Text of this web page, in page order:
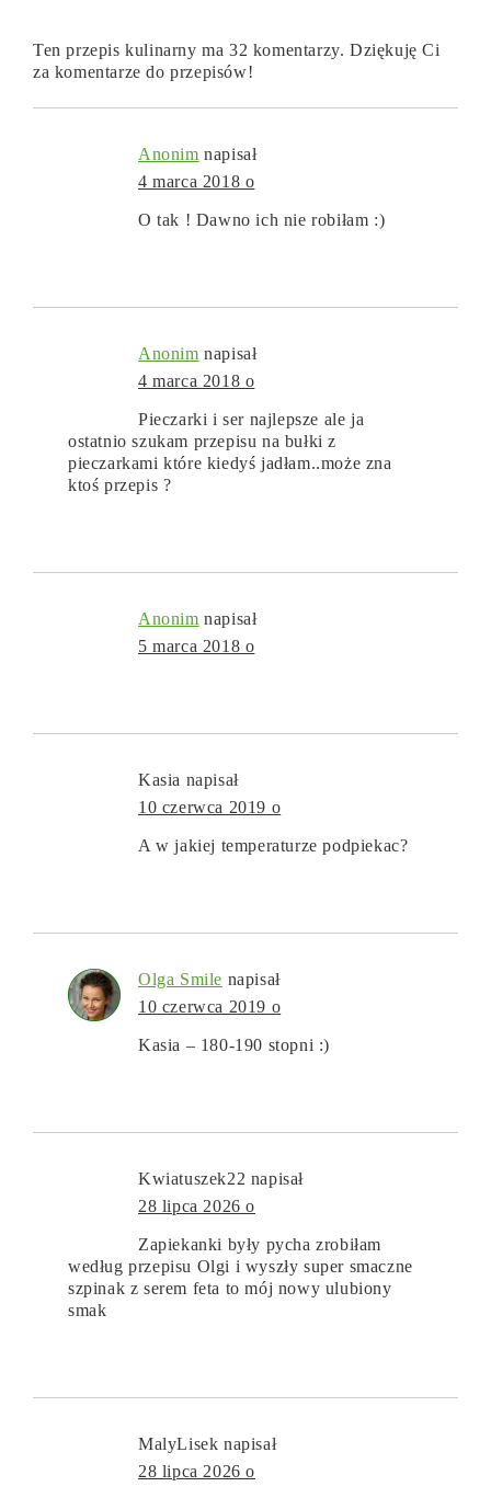
Ten przepis kulinarny ma 32 komentarzy. Dziękuję Ci
za komentarze do przepisów!
Anonim napisał
4 marca 2018 o
O tak ! Dawno ich nie robiłam :)
Anonim napisał
4 marca 2018 o
Pieczarki i ser najlepsze ale ja
ostatnio szukam przepisu na bułki z
pieczarkami które kiedyś jadłam..może zna
ktoś przepis ?
Anonim napisał
5 marca 2018 o
Kasia napisał
10 czerwca 2019 o
A w jakiej temperaturze podpiekac?
Olga Smile napisał
10 czerwca 2019 o
Kasia – 180-190 stopni :)
Kwiatuszek22 napisał
28 lipca 2026 o
Zapiekanki były pycha zrobiłam
według przepisu Olgi i wyszły super smaczne
szpinak z serem feta to mój nowy ulubiony
smak
MalyLisek napisał
28 lipca 2026 o